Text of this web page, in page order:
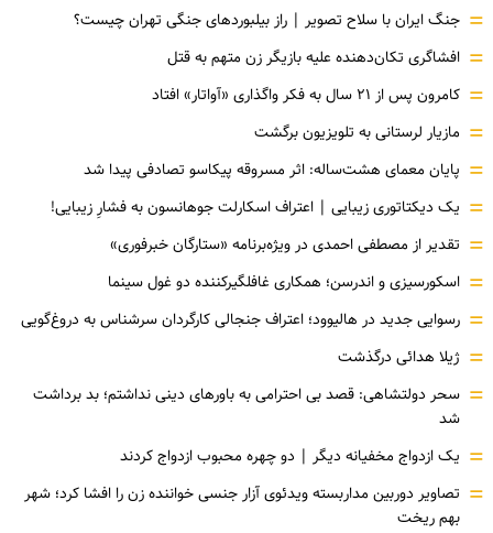
= جنگ ایران با سلاح تصویر | راز بیلبوردهای جنگی تهران چیست؟
= افشاگری‌ تکان‌دهنده علیه بازیگر زن متهم به قتل
= کامرون پس از ۲۱ سال به فکر واگذاری «آواتار» افتاد
= مازیار لرستانی به تلویزیون برگشت
= پایان معمای هشت‌ساله: اثر مسروقه پیکاسو تصادفی پیدا شد
= یک دیکتاتوری زیبایی | اعتراف اسکارلت جوهانسون به فشارِ زیبایی!
= تقدیر از مصطفی احمدی در ویژه‌برنامه «ستارگان خبرفوری»
= اسکورسیزی و اندرسن؛ همکاری غافلگیرکننده دو غول سینما
= رسوایی جدید در هالیوود؛ اعتراف جنجالی کارگردان سرشناس به دروغ‌گویی
= ژیلا هدائی درگذشت
= سحر دولتشاهی: قصد بی احترامی به باورهای دینی نداشتم؛ بد برداشت
شد
= یک ازدواج مخفیانه دیگر | دو چهره محبوب ازدواج کردند
= تصاویر دوربین مداربسته ویدئوی آزار جنسی خواننده زن را افشا کرد؛ شهر
بهم ریخت